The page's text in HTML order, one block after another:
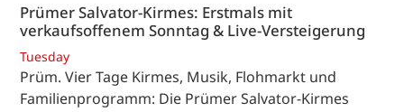
Prümer Salvator-Kirmes: Erstmals mit
verkaufsoffenem Sonntag & Live-Versteigerung
Tuesday
Prüm. Vier Tage Kirmes, Musik, Flohmarkt und
Familienprogramm: Die Prümer Salvator-Kirmes